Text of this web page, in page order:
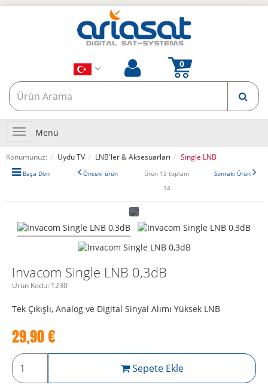
Toggle
navigation
Menü
Konumunuz: Uydu TV LNB'ler & Aksesuarları Single LNB
Başa Dön Önceki ürün
Ürün 13 toplam
14
Sonraki Ürün
Invacom Single LNB 0,3dB
Ürün Kodu: 1230
Tek Çıkışlı, Analog ve Digital Sinyal Alımı Yüksek LNB
29,90€
Sepete Ekle